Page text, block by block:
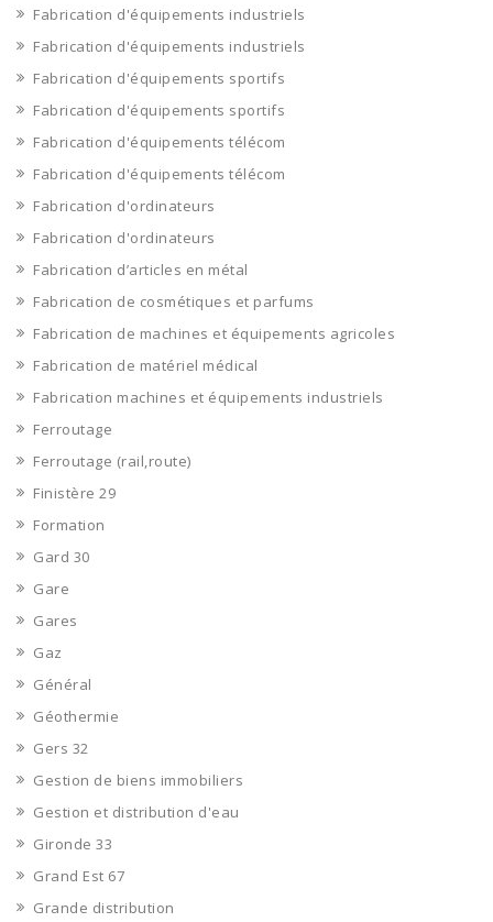
Fabrication d'équipements industriels
Fabrication d'équipements industriels
Fabrication d'équipements sportifs
Fabrication d'équipements sportifs
Fabrication d'équipements télécom
Fabrication d'équipements télécom
Fabrication d'ordinateurs
Fabrication d'ordinateurs
Fabrication d’articles en métal
Fabrication de cosmétiques et parfums
Fabrication de machines et équipements agricoles
Fabrication de matériel médical
Fabrication machines et équipements industriels
Ferroutage
Ferroutage (rail,route)
Finistère 29
Formation
Gard 30
Gare
Gares
Gaz
Général
Géothermie
Gers 32
Gestion de biens immobiliers
Gestion et distribution d'eau
Gironde 33
Grand Est 67
Grande distribution